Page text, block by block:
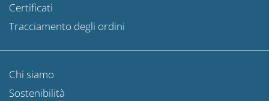
Certificati
Tracciamento degli ordini
Chi siamo
Sostenibilità